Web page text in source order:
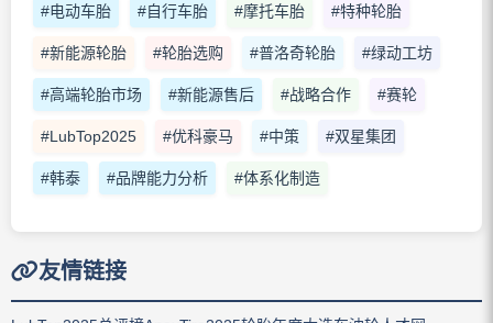
#电动车胎 #自行车胎 #摩托车胎 #特种轮胎
#新能源轮胎 #轮胎选购 #普洛奇轮胎 #绿动工坊
#高端轮胎市场 #新能源售后 #战略合作 #赛轮
#LubTop2025 #优科豪马 #中策 #双星集团
#韩泰 #品牌能力分析 #体系化制造
友情链接